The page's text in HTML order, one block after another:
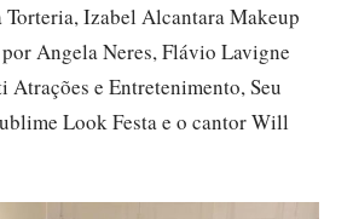
Izabel Alcantara Makeup
Angela Neres, Flávio Lavigne
Atrações e Entretenimento, Seu
Look Festa e o cantor Will